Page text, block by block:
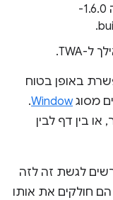
(גרסה 1.6.0-
באופן בטוח
מסוגWindow
.
או בין דף לבין
לגשת זה לזה
חולקים את אותו